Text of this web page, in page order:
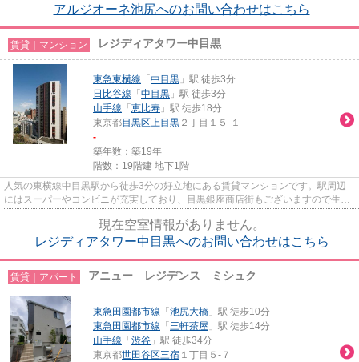
アルジオーネ池尻へのお問い合わせはこちら
賃貸｜マンション レジディアタワー中目黒
東急東横線 「 中目黒 」駅 徒歩3分
日比谷線 「 中目黒 」駅 徒歩3分
山手線 「 恵比寿 」駅 徒歩18分
東京都目黒区上目黒 ２丁目１５-１
-
築年数：築19年
階数：19階建 地下1階
人気の東横線中目黒駅から徒歩3分の好立地にある賃貸マンションです。駅周辺
にはスーパーやコンビニが充実しており、目黒銀座商店街もございますので生活
現在空室情報がありません。
レジディアタワー中目黒へのお問い合わせはこちら
賃貸｜アパート アニュー レジデンス ミシュク
東急田園都市線 「 池尻大橋 」駅 徒歩10分
東急田園都市線 「 三軒茶屋 」駅 徒歩14分
山手線 「 渋谷 」駅 徒歩34分
東京都世田谷区三宿 １丁目５-７